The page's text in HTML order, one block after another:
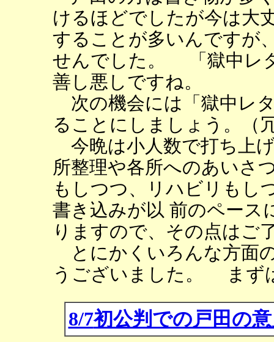
けるほどでしたが今は大
することが多いんですが
せんでした。 「獄中レ
善し悪しですね。
次の機会には「獄中レ
ることにしましょう。（
今晩は小人数で打ち上
所整理や各所へのあいさ
もしつつ、リハビリもし
書き込みが以 前のペース
りますので、その点はご
とにかくいろんな方面
うございました。 まず
8/7初公判での戸田の